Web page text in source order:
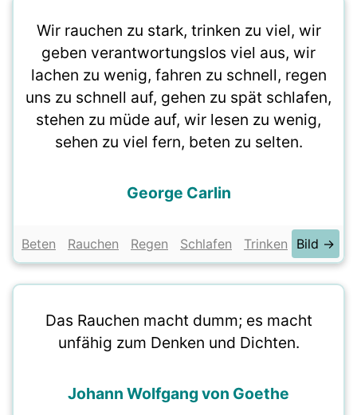
Wir rauchen zu stark, trinken zu viel, wir
geben verantwortungslos viel aus, wir
lachen zu wenig, fahren zu schnell, regen
uns zu schnell auf, gehen zu spät schlafen,
stehen zu müde auf, wir lesen zu wenig,
sehen zu viel fern, beten zu selten.
George Carlin
Beten Rauchen Regen Schlafen Trinken Bild →
Das Rauchen macht dumm; es macht
unfähig zum Denken und Dichten.
Johann Wolfgang von Goethe